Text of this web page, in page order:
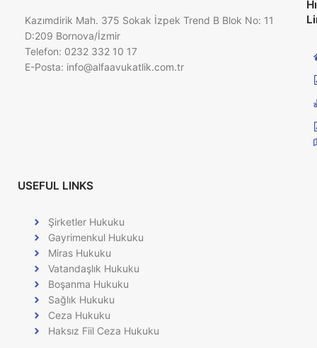
Kazımdirik Mah. 375 Sokak İzpek Trend B Blok No: 11
D:209 Bornova/İzmir
Telefon: 0232 332 10 17
E-Posta: info@alfaavukatlik.com.tr
USEFUL LINKS
Şirketler Hukuku
Gayrimenkul Hukuku
Miras Hukuku
Vatandaşlık Hukuku
Boşanma Hukuku
Sağlık Hukuku
Ceza Hukuku
Haksız Fiil Ceza Hukuku